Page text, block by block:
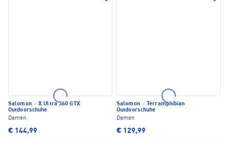
Salomon · X Ultra 360 GTX
Outdoorschuhe
Damen
€ 144,99
Salomon ·
Terramphibian
Outdoorschuhe
Damen
€ 129,99